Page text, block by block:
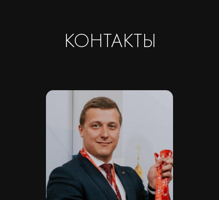
Банк ООО "Банк Точка"